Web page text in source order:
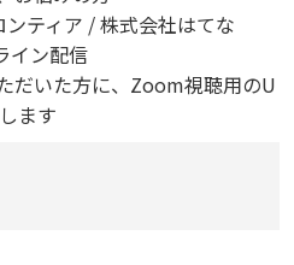
ティア / 株式会社はてな
イン配信
だいた方に、Zoom視聴用のU
ます